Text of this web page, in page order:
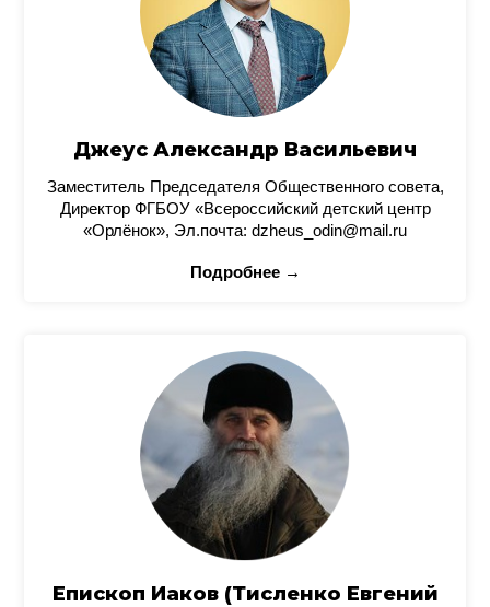
Джеус Александр Васильевич
Заместитель Председателя Общественного совета,
Директор ФГБОУ «Всероссийский детский центр
«Орлёнок», Эл.почта: dzheus_odin@mail.ru
Подробнее →
Епископ Иаков (Тисленко Евгений